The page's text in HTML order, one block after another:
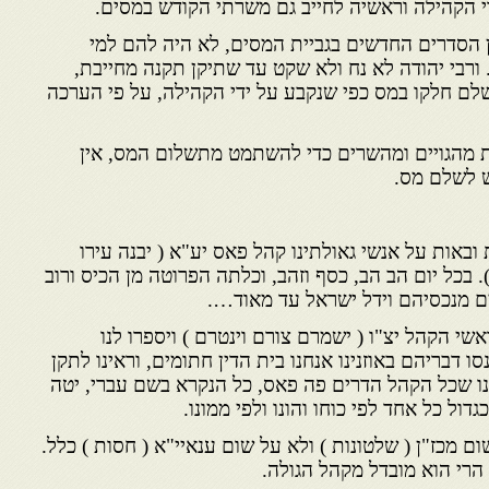
הקהילה וראשיה לחייב גם משרתי הקודש במסים.
הסדרים החדשים בגביית המסים, לא היה להם למי
ורבי יהודה לא נח ולא שקט עד שתיקן תקנה מחייבת,
חלקו במס כפי שנקבע על ידי הקהילה, על פי הערכה
מהגויים ומהשרים כדי להשתמט מתשלום המס, אין
לשלם מס.
על אנשי גאולתינו קהל פאס יע"א ( יבנה עירו
בכל יום הב הב, כסף וזהב, וכלתה הפרוטה מן הכיס ורוב
מנכסיהם וידל ישראל עד מאוד….
הקהל יצ"ו ( ישמרם צורם וינטרם ) ויספרו לנו
דבריהם באוזנינו אנחנו בית הדין חתומים, וראינו לתקן
שכל הקהל הדרים פה פאס, כל הנקרא בשם עברי, יטה
כל אחד לפי כוחו והונו ולפי ממונו.
מכז"ן ( שלטונות ) ולא על שום ענאיי"א ( חסות ) כלל.
הוא מובדל מקהל הגולה.